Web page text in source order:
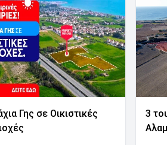
Γης σε Οικιστικές
3